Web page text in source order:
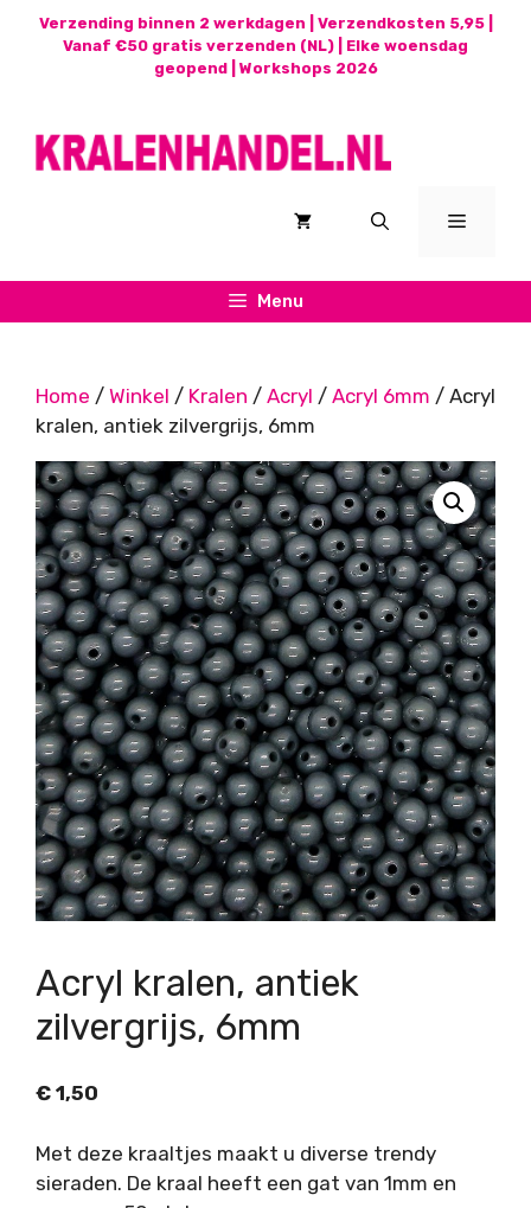
Verzending binnen 2 werkdagen | Verzendkosten 5,95 |
Vanaf €50 gratis verzenden (NL) | Elke woensdag
geopend | Workshops 2026
Menu
Menu
Home / Winkel / Kralen / Acryl / Acryl 6mm / Acryl
kralen, antiek zilvergrijs, 6mm
Acryl kralen, antiek
zilvergrijs, 6mm
€ 1,50
Met deze kraaltjes maakt u diverse trendy
sieraden. De kraal heeft een gat van 1mm en